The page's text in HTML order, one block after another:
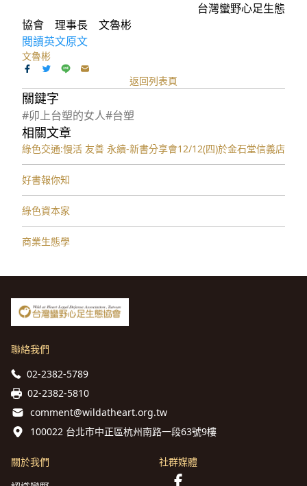
台灣蠻野心足生態
協會 理事長 文魯彬
閱讀英文原文
文魯彬
返回列表頁
關鍵字
#卯上台塑的女人#台塑
相關文章
綠色交通:慢活 友善 永續-新書分享會12/12(四)於金石堂信義店
好書報你知
綠色資本家
商業生態學
聯絡我們
02-2382-5789
02-2382-5810
comment@wildatheart.org.tw
100022 台北市中正區杭州南路一段63號9樓
關於我們
社群媒體